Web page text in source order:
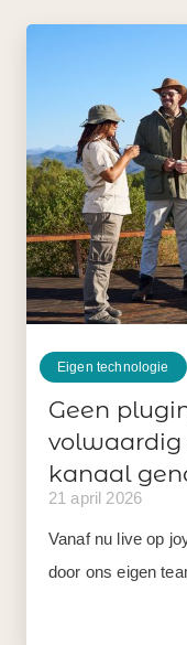
Eigen technologie
Geen
volwaardig
kanaal
21 april 2026
Vanaf nu live op
door ons eigen